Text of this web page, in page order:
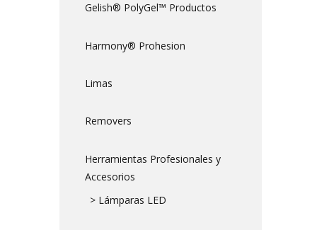
Gelish® PolyGel™ Productos
Harmony® Prohesion
Limas
Removers
Herramientas Profesionales y
Accesorios
> Lámparas LED